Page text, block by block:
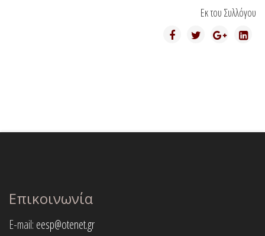
Εκ του Συλλόγου
Επικοινωνία
E-mail: eesp@otenet.gr